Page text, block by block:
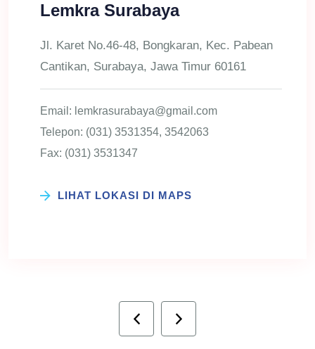
Lemkra Surabaya
Jl. Karet No.46-48, Bongkaran, Kec. Pabean
Cantikan, Surabaya, Jawa Timur 60161
Email: lemkrasurabaya@gmail.com
Telepon: (031) 3531354, 3542063
Fax: (031) 3531347
LIHAT LOKASI DI MAPS